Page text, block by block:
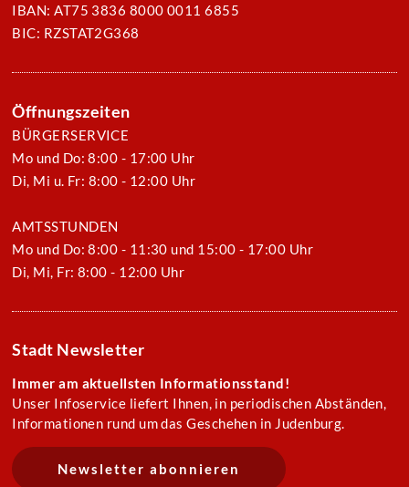
IBAN: AT75 3836 8000 0011 6855
BIC: RZSTAT2G368
Öffnungszeiten
BÜRGERSERVICE
Mo und Do: 8:00 - 17:00 Uhr
Di, Mi u. Fr: 8:00 - 12:00 Uhr
AMTSSTUNDEN
Mo und Do: 8:00 - 11:30 und 15:00 - 17:00 Uhr
Di, Mi, Fr: 8:00 - 12:00 Uhr
Stadt Newsletter
Immer am aktuellsten Informationsstand!
Unser Infoservice liefert Ihnen, in periodischen Abständen,
Informationen rund um das Geschehen in Judenburg.
Newsletter abonnieren